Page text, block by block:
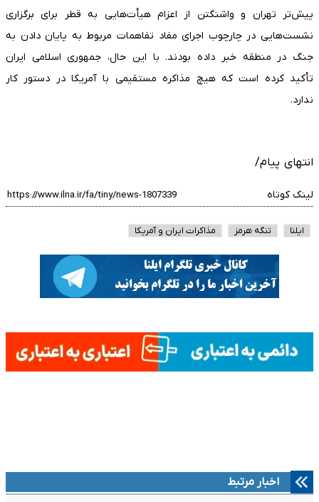
پیش‌تر تهران و واشنگتن از اعزام هیأت‌هایی به قطر برای برگزاری
نشست‌هایی در چارچوب اجرای مفاد تفاهمات مربوط به پایان دادن به
جنگ در منطقه خبر داده بودند. با این حال، جمهوری اسلامی ایران
تأکید کرده است که هیچ مذاکره مستقیمی با آمریکا در دستور کار
ندارد.
انتهای پیام/
لینک کوتاه
ایلنا تنگه هرمز مذاکرات ایران و آمریکا
اخبار مرتبط